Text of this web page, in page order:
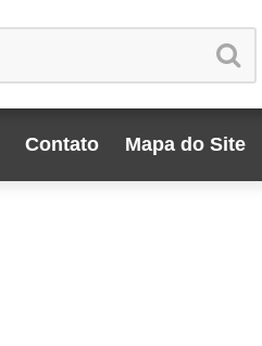
Contato Mapa do Site